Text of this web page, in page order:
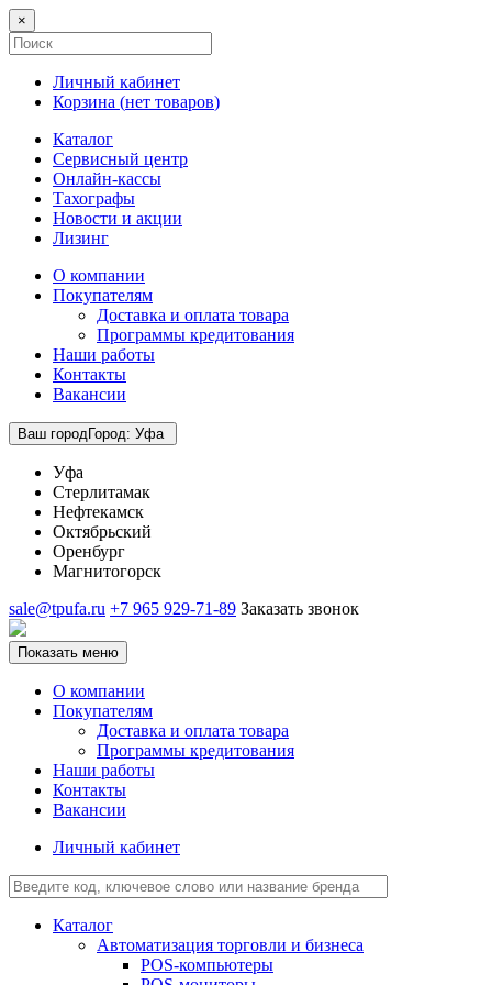
×
Личный кабинет
Корзина (нет товаров)
Каталог
Сервисный центр
Онлайн-кассы
Тахографы
Новости и акции
Лизинг
О компании
Покупателям
Доставка и оплата товара
Программы кредитования
Наши работы
Контакты
Вакансии
Ваш городГород: Уфа
Уфа
Стерлитамак
Нефтекамск
Октябрьский
Оренбург
Магнитогорск
sale@tpufa.ru +7 965 929-71-89 Заказать звонок
Показать меню
О компании
Покупателям
Доставка и оплата товара
Программы кредитования
Наши работы
Контакты
Вакансии
Личный кабинет
Каталог
Автоматизация торговли и бизнеса
POS-компьютеры